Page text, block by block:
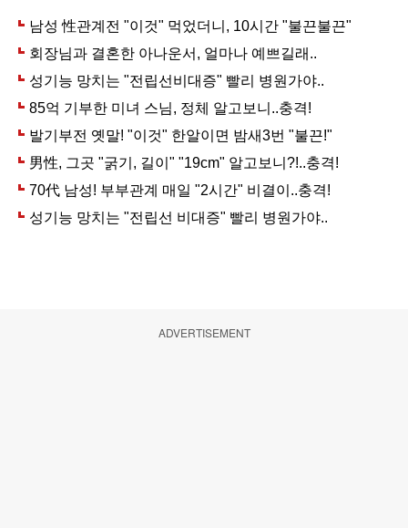
ADVERTISEMENT